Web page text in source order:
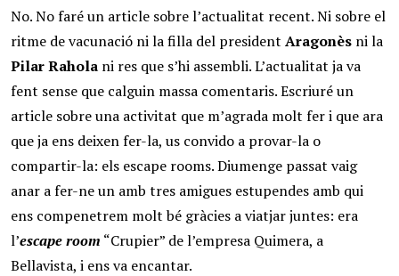
No. No faré un article sobre l’actualitat recent. Ni sobre el
ritme de vacunació ni la filla del president Aragonès ni la
Pilar Rahola ni res que s’hi assembli. L’actualitat ja va
fent sense que calguin massa comentaris. Escriuré un
article sobre una activitat que m’agrada molt fer i que ara
que ja ens deixen fer-la, us convido a provar-la o
compartir-la: els escape rooms. Diumenge passat vaig
anar a fer-ne un amb tres amigues estupendes amb qui
ens compenetrem molt bé gràcies a viatjar juntes: era
l’escape room “Crupier” de l’empresa Quimera, a
Bellavista, i ens va encantar.